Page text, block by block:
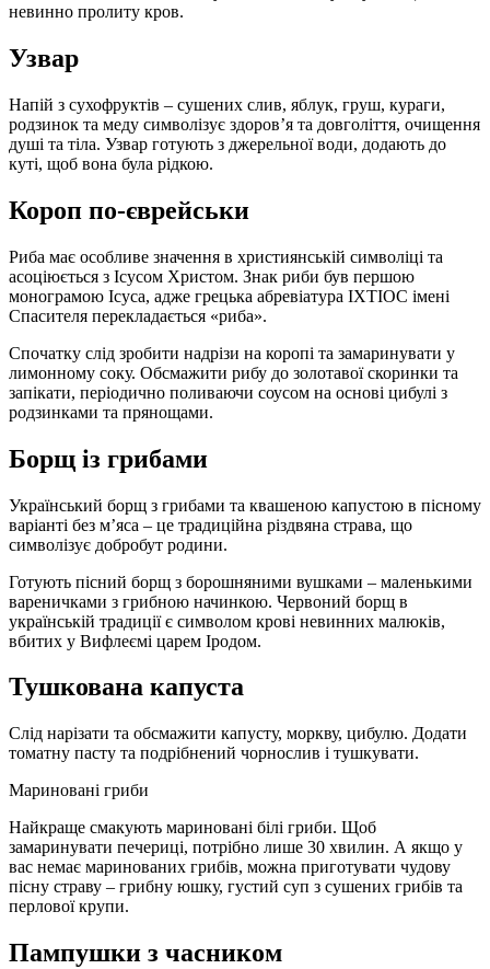
невинно пролиту кров.
Узвар
Напій з сухофруктів – сушених слив, яблук, груш, кураги,
родзинок та меду символізує здоров’я та довголіття, очищення
душі та тіла. Узвар готують з джерельної води, додають до
куті, щоб вона була рідкою.
Короп по-єврейськи
Риба має особливе значення в християнській символіці та
асоціюється з Ісусом Христом. Знак риби був першою
монограмою Ісуса, адже грецька абревіатура ІХТІОС імені
Спасителя перекладається «риба».
Спочатку слід зробити надрізи на коропі та замаринувати у
лимонному соку. Обсмажити рибу до золотавої скоринки та
запікати, періодично поливаючи соусом на основі цибулі з
родзинками та прянощами.
Борщ із грибами
Український борщ з грибами та квашеною капустою в пісному
варіанті без м’яса – це традиційна різдвяна страва, що
символізує добробут родини.
Готують пісний борщ з борошняними вушками – маленькими
вареничками з грибною начинкою. Червоний борщ в
українській традиції є символом крові невинних малюків,
вбитих у Вифлеємі царем Іродом.
Тушкована капуста
Слід нарізати та обсмажити капусту, моркву, цибулю. Додати
томатну пасту та подрібнений чорнослив і тушкувати.
Мариновані гриби
Найкраще смакують мариновані білі гриби. Щоб
замаринувати печериці, потрібно лише 30 хвилин. А якщо у
вас немає маринованих грибів, можна приготувати чудову
пісну страву – грибну юшку, густий суп з сушених грибів та
перлової крупи.
Пампушки з часником